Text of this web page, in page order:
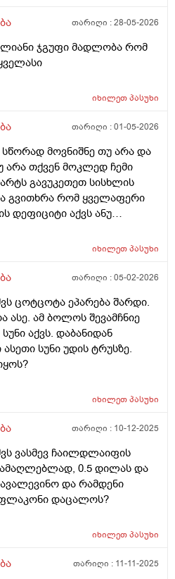
თარიღი :28-05-2026
ჯგუფი მადლობა რომ
იხილეთპასუხი
თარიღი :01-05-2026
მოვნიშნე თუ არა და
არა თქვენ მოკლედ ჩემი
გავუკეთეთ სისხლის
გვითხრა რომ ყველაფერი
დეფიციტი აქვს ანუ
ფეროზიტის სმა,
სულ რაღაც 2 კვირაში
აქვს
ღამით თავი სულ ოფლიანი
შევნიშნე წრიული
მეშინია
ლეიკემია? ან ეს ორი
აღმოაჩნდეს?
მინდოდა მომეწერა
ვნერვიულობ
იხილეთპასუხი
თარიღი :05-02-2026
ცოტცოტა ეპარება შარდი.
ამ ბოლოს შევამჩნიე
აქვს. დაბანიდან
სუნი უდის ტრუსზე.
იხილეთპასუხი
თარიღი : 10-12-2025
ვასმევ ჩაილდლაიფის
0.5 დილას და
და რამდენი
დაცალოს?
იხილეთპასუხი
თარიღი : 11-11-2025